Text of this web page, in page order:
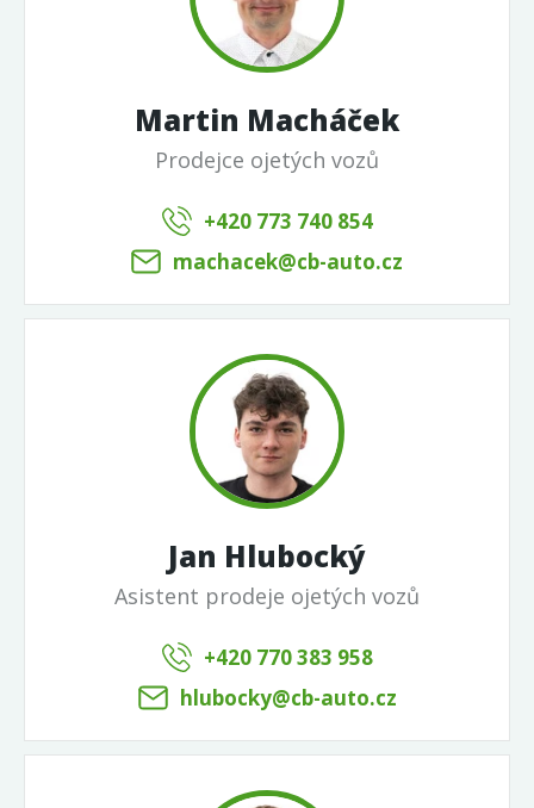
Martin Macháček
Prodejce ojetých vozů
+420 773 740 854
machacek@cb-auto.cz
Jan Hlubocký
Asistent prodeje ojetých vozů
+420 770 383 958
hlubocky@cb-auto.cz